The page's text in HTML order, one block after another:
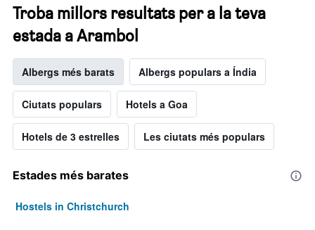
Troba millors resultats per a la teva
estada a Arambol
Albergs més barats Albergs populars a Índia
Ciutats populars Hotels a Goa
Hotels de 3 estrelles Les ciutats més populars
Estades més barates
Hostels in Christchurch